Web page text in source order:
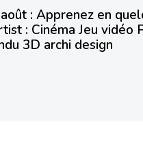
: Apprenez en
: Cinéma Jeu vidéo
3D archi design